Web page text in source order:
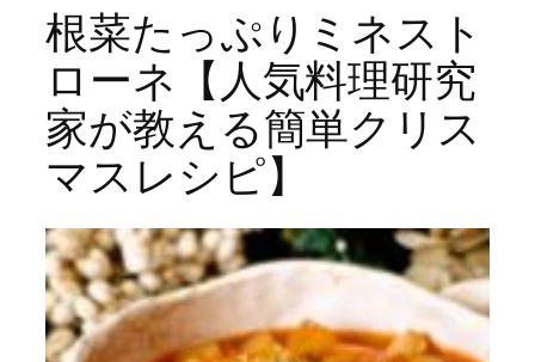
根菜たっぷりミネスト
ローネ【人気料理研究
家が教える簡単クリス
マスレシピ】